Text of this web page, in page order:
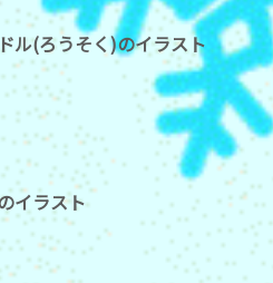
ル(ろうそく)のイラスト
イラスト